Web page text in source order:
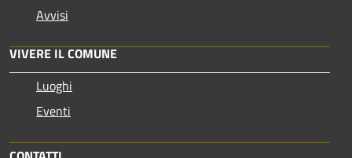
Avvisi
VIVERE IL COMUNE
Luoghi
Eventi